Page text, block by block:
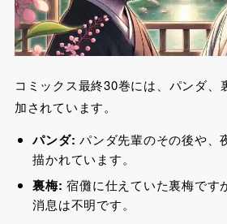
コミックス最終30巻には、パンダ、
加されています。
パンダ: パンダ先輩のその後や、
描かれています。
裏梅: 宿儺に仕えていた裏梅です
消息は不明です。